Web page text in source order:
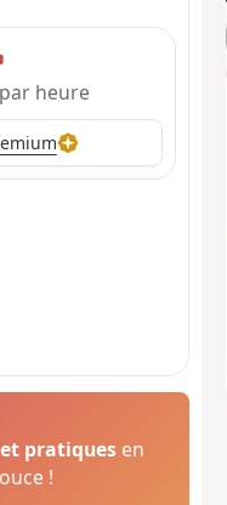
heure
pratiques en
!